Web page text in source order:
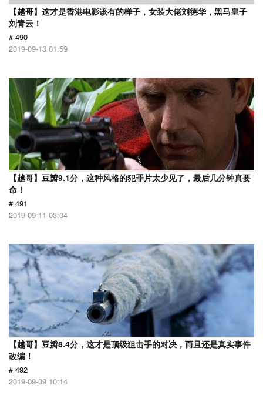
【越哥】这才是香港电影该有的样子，女装大佬刘德华，黑马皇子
刘青云！
# 490
2019-09-13 01:59
【越哥】豆瓣9.1分，这种风格的犯罪片太少见了，最后几分钟真要
命！
# 491
2019-09-11 03:04
【越哥】豆瓣8.4分，这才是顶级狙击手的对决，而且还是真实事件
改编！
# 492
2019-09-09 10:14